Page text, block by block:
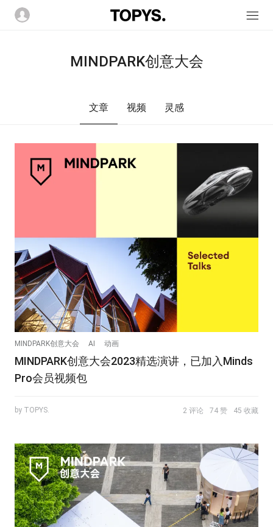
MINDPARK创意大会
文章 视频 灵感
MINDPARK创意大会 AI 动画
MINDPARK创意大会2023精选演讲，已加入Minds
Pro会员视频包
by TOPYS. 2 评论 74 赞 45 收藏